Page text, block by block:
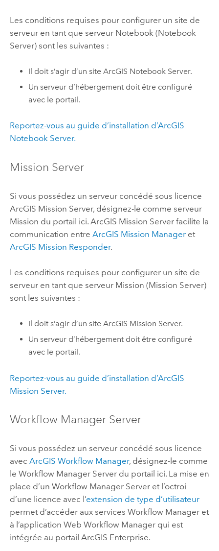
Les conditions requises pour configurer un site de
serveur en tant que serveur Notebook (Notebook
Server) sont les suivantes :
Il doit s’agir d’un siteArcGIS Notebook Server.
Un serveur d’hébergement doit être configuré
avec le portail.
Reportez-vous au guide d’installation d’ArcGIS
Notebook Server.
Mission Server
Si vous possédez un serveur concédé sous licence
ArcGIS Mission Server, désignez-le comme serveur
Mission du portail ici. ArcGIS Mission Serverfacilite la
communication entre ArcGIS Mission Manageret
ArcGIS Mission Responder.
Les conditions requises pour configurer un site de
serveur en tant que serveur Mission (Mission Server)
sont les suivantes :
Il doit s’agir d’un siteArcGIS Mission Server.
Un serveur d’hébergement doit être configuré
avec le portail.
Reportez-vous au guide d’installation d’ArcGIS
Mission Server.
Workflow Manager Server
Si vous possédez un serveur concédé sous licence
avec ArcGIS Workflow Manager, désignez-le comme
le Workflow Manager Serverdu portail ici. La mise en
place d’un Workflow Manager Serveret l’octroi
d’une licence avec l’extension de type d’utilisateur
permet d’accéder aux services Workflow Manageret
à l’application Web Workflow Managerqui est
intégrée au portail ArcGIS Enterprise.